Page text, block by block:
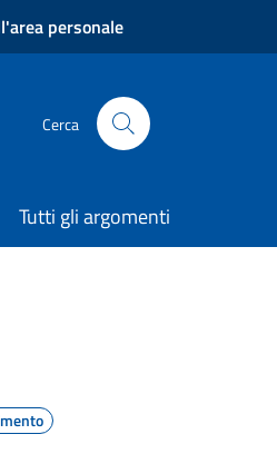
personale
Cerca
Tutti gli argomenti